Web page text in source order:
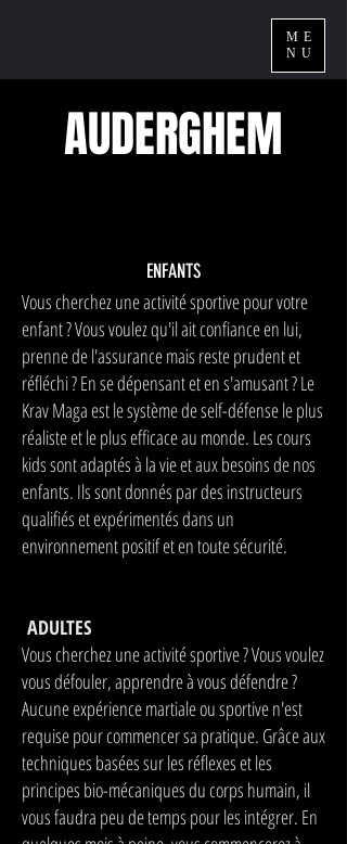
ME
NU
AUDERGHEM
ENFANTS
Vous cherchez une activité sportive pour votre
enfant ? Vous voulez qu'il ait confiance en lui,
prenne de l'assurance mais reste prudent et
réfléchi ? En se dépensant et en s'amusant ? Le
Krav Maga est le système de self-défense le plus
réaliste et le plus efficace au monde. Les cours
kids sont adaptés à la vie et aux besoins de nos
enfants. Ils sont donnés par des instructeurs
qualifiés et expérimentés dans un
environnement positif et en toute sécurité.
ADULTES
Vous cherchez une activité sportive ? Vous voulez
vous défouler, apprendre à vous défendre ?
Aucune expérience martiale ou sportive n'est
requise pour commencer sa pratique. Grâce aux
techniques basées sur les réflexes et les
principes bio-mécaniques du corps humain, il
vous faudra peu de temps pour les intégrer. En